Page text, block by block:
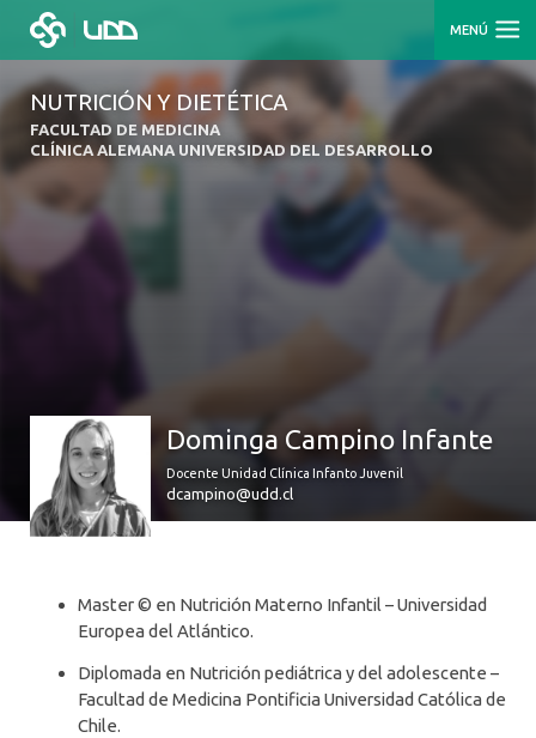
MENÚ
NUTRICIÓN Y DIETÉTICA
FACULTAD DE MEDICINA
CLÍNICA ALEMANA UNIVERSIDAD DEL DESARROLLO
Dominga Campino Infante
Docente Unidad Clínica Infanto Juvenil
dcampino@udd.cl
Master © en Nutrición Materno Infantil – Universidad
Europea del Atlántico.
Diplomada en Nutrición pediátrica y del adolescente –
Facultad de Medicina Pontificia Universidad Católica de
Chile.